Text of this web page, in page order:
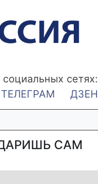
сетях:
ТЕЛЕГРАМ ДЗЕН
САМ